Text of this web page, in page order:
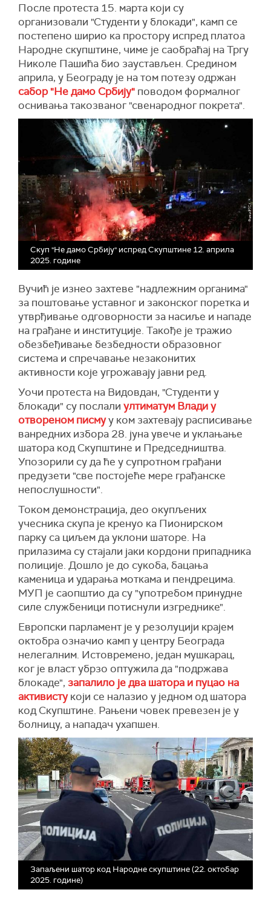
После протеста 15. марта који су
организовали "Студенти у блокади", камп се
постепено ширио ка простору испред платоа
Народне скупштине, чиме је саобраћај на Тргу
Николе Пашића био заустављен. Средином
априла, у Београду је на том потезу одржан
сабор "Не дамо Србију" поводом формалног
оснивања такозваног "свенародног покрета".
Скуп "Не дамо Србију" испред Скупштине 12. априла
2025. године
Вучић је изнео захтеве "надлежним органима"
за поштовање уставног и законског поретка и
утврђивање одговорности за насиље и нападе
на грађане и институције. Такође је тражио
обезбеђивање безбедности образовног
система и спречавање незаконитих
активности које угрожавају јавни ред.
Уочи протеста на Видовдан, "Студенти у
блокади" су послали ултиматум Влади у
отвореном писмуу ком захтевају расписивање
ванредних избора 28. јуна увече и уклањање
шатора код Скупштине и Председништва.
Упозорили су да ће у супротном грађани
предузети "све постојеће мере грађанске
непослушности".
Током демонстрација, део окупљених
учесника скупа је кренуо ка Пионирском
парку са циљем да уклони шаторе. На
прилазима су стајали јаки кордони припадника
полиције. Дошло је до сукоба, бацања
каменица и ударања моткама и пендрецима.
МУП је саопштио да су "употребом принудне
силе службеници потиснули изгреднике".
Европски парламент је у резолуцији крајем
октобра означио камп у центру Београда
нелегалним. Истовремено, један мушкарац,
ког је власт убрзо оптужила да "подржава
блокаде", запалило је два шатора и пуцао на
активистукоји се налазио у једном од шатора
код Скупштине. Рањени човек превезен је у
болницу, а нападач ухапшен.
Запаљени шатор код Народне скупштине (22. октобар
2025. године)